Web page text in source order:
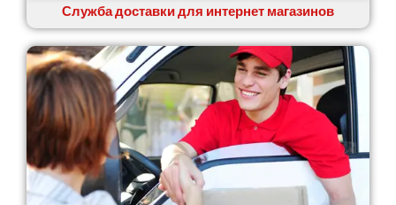
Служба доставки для интернет магазинов